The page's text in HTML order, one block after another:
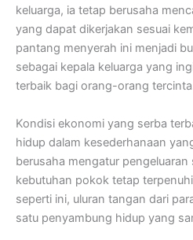
keluarga, ia tetap berusaha
yang dapat dikerjakan sesuai
pantang menyerah ini menjadi
sebagai kepala keluarga yang
terbaik bagi orang-orang
Kondisi ekonomi yang serba
hidup dalam kesederhanaan
berusaha mengatur
kebutuhan pokok tetap
seperti ini, uluran tangan dari
satu penyambung hidup yang